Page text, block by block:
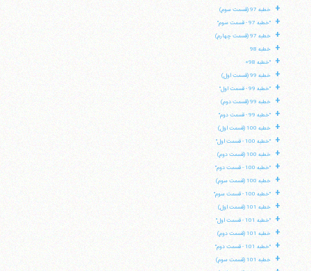
+ خطبه 97 (قسمت سوم)
+ "خطبه 97 - قسمت سوم"
+ خطبه 97 (قسمت چهارم)
+ خطبه 98
+ "خطبه 98»
+ خطبه 99 (قسمت اول)
+ "خطبه 99 - قسمت اول"
+ خطبه 99 (قسمت دوم)
+ "خطبه 99 - قسمت دوم"
+ خطبه 100 (قسمت اول)
+ "خطبه 100 - قسمت اول"
+ خطبه 100 (قسمت دوم)
+ "خطبه 100 - قسمت دوم"
+ خطبه 100 (قسمت سوم)
+ "خطبه 100 - قسمت سوم"
+ خطبه 101 (قسمت اول)
+ "خطبه 101 - قسمت اول"
+ خطبه 101 (قسمت دوم)
+ "خطبه 101 - قسمت دوم"
+ خطبه 101 (قسمت سوم)